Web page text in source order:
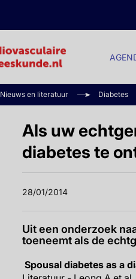
Nieuws en literatuur Diabetes
Als uw
diabetes te
28/01/2014
Uit een onderzoek
toeneemt als de
Spousal diabetes as a